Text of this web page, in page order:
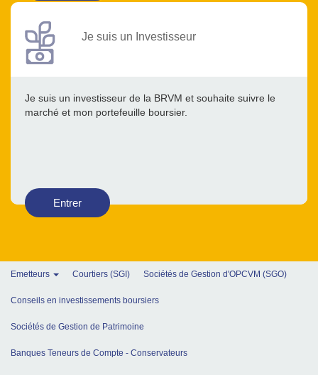
Je suis un Investisseur
Je suis un investisseur de la BRVM et souhaite suivre le
marché et mon portefeuille boursier.
Entrer
Emetteurs Courtiers (SGI) Sociétés de Gestion d'OPCVM (SGO)
Conseils en investissements boursiers
Sociétés de Gestion de Patrimoine
Banques Teneurs de Compte - Conservateurs